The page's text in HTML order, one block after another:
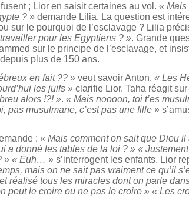
; Lior en saisit certaines au vol. « Mais
? » demande Lilia. La question est
sur le pourquoi de l’esclavage ? Lilia
pour les Egyptiens ? ». Grande
sur le principe de l’esclavage, et
plus de 150 ans.
en fait ?? » veut savoir Anton. « Les
les juifs » clarifie Lior. Taha réagit
alors !?! ». « Mais noooon, toi t’es
pas musulmane, c’est pas une fille »
: « Mais comment on sait que Dieu
a donné les tables de la loi ? » «
» « Euh… » s’interrogent les enfants. Lior
mais on ne sait pas vraiment ce qu’il
réalisé tous les miracles dont on parle
peut le croire ou ne pas le croire » « Les